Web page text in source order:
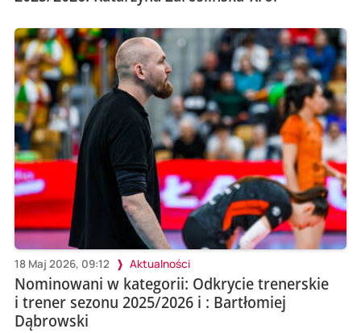
18 Maj 2026, 09:12 Aktualności
Nominowani w kategorii: Odkrycie trenerskie
i trener sezonu 2025/2026 i : Bartłomiej
Dąbrowski